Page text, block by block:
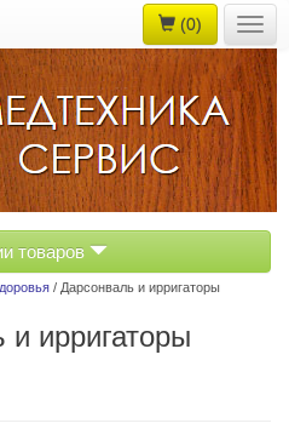
(0)
товаров
/ Дарсонваль и ирригаторы
и ирригаторы